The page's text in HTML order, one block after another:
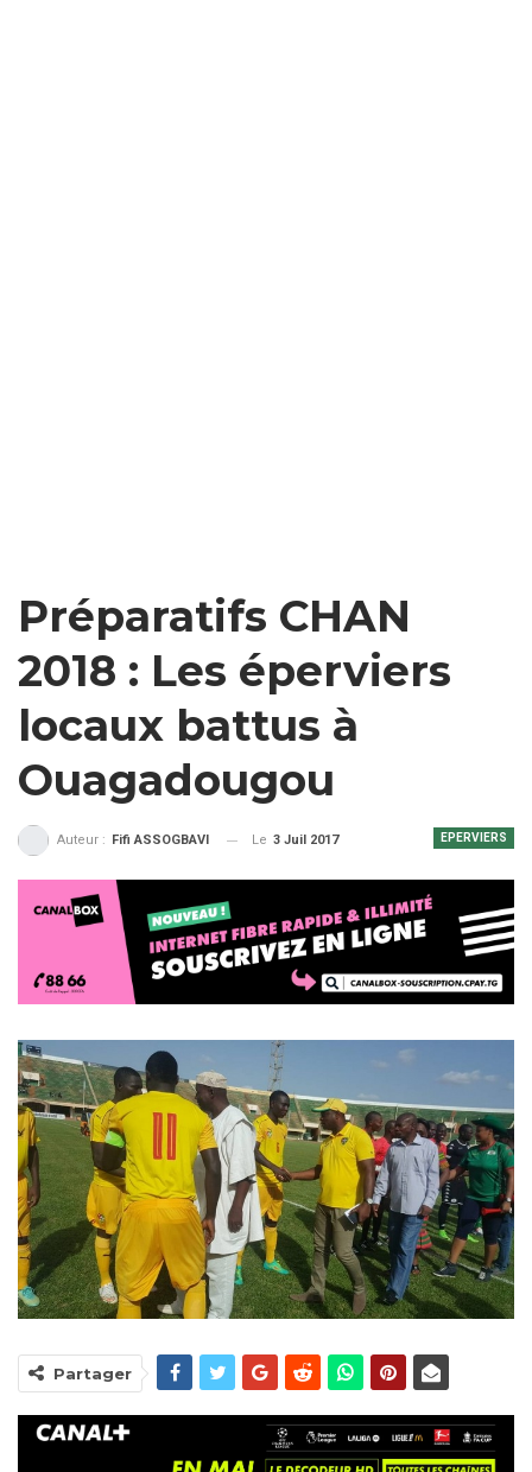
Préparatifs CHAN
2018 : Les éperviers
locaux battus à
Ouagadougou
EPERVIERS
Auteur : Fifi ASSOGBAVI Le 3 Juil 2017
Partager